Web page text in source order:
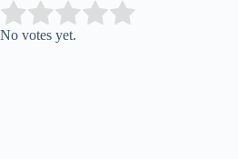
Rate this item:
No votes yet.